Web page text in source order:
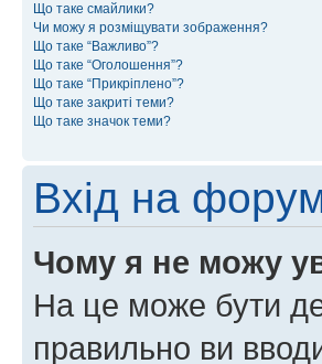
Що таке смайлики?
Чи можу я розміщувати зображення?
Що таке “Важливо”?
Що таке “Оголошення”?
Що таке “Прикріплено”?
Що таке закриті теми?
Що таке значок теми?
Вхід на
Чому я не можу
На це може бути
правильно ви